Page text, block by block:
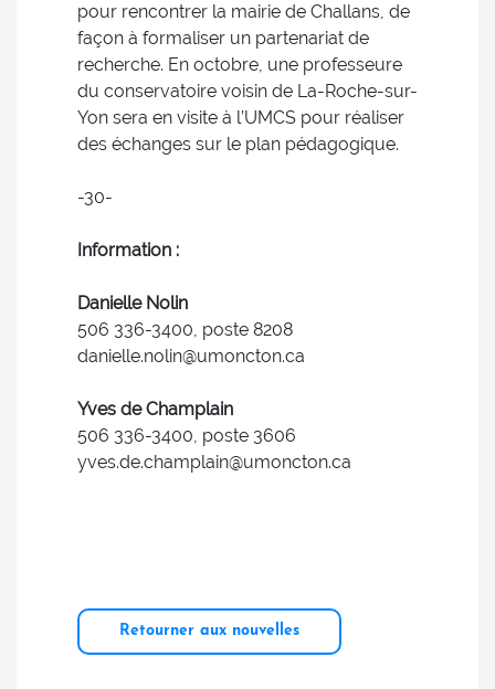
pour rencontrer la mairie de Challans, de
façon à formaliser un partenariat de
recherche. En octobre, une professeure
du conservatoire voisin de La-Roche-sur-
Yon sera en visite à l’UMCS pour réaliser
des échanges sur le plan pédagogique.
-30-
Information :
Danielle Nolin
506 336-3400, poste 8208
danielle.nolin@umoncton.ca
Yves de Champlain
506 336-3400, poste 3606
yves.de.champlain@umoncton.ca
Retourner aux nouvelles